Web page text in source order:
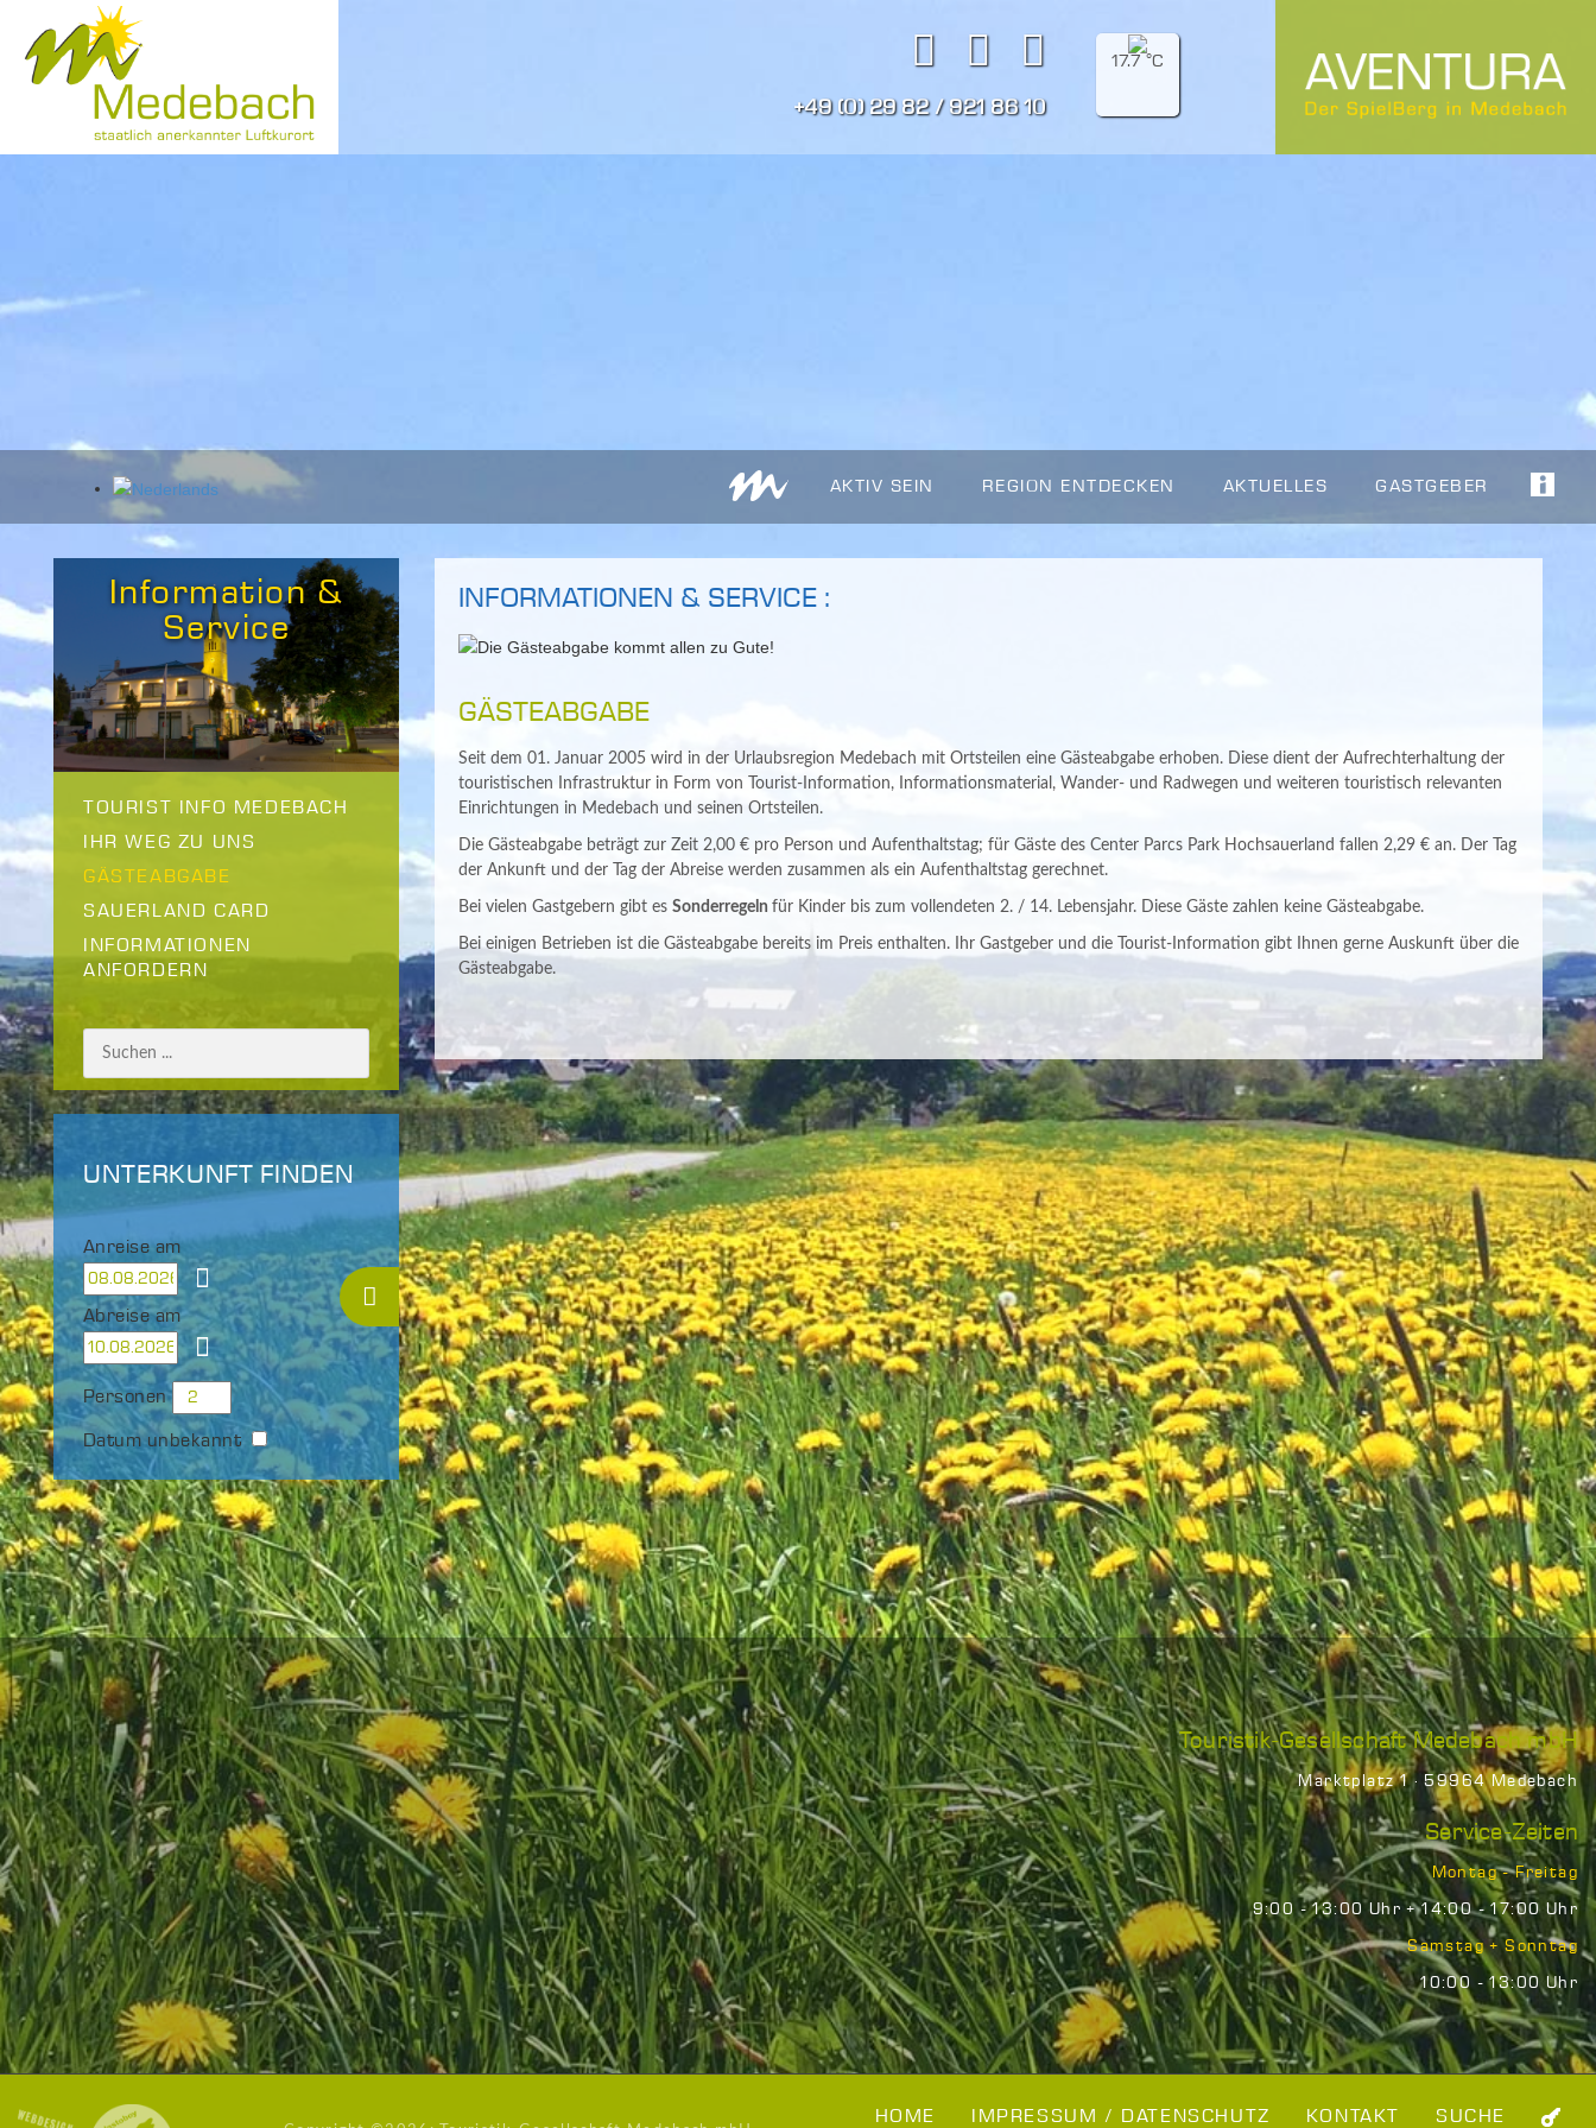
+49 (0) 29 82 / 921 86 10
17.7 °C
AKTIV SEIN REGION ENTDECKEN AKTUELLES GASTGEBER
Information &
Service
TOURIST INFO MEDEBACH
IHR WEG ZU UNS
GÄSTEABGABE
SAUERLAND CARD
INFORMATIONEN
ANFORDERN
UNTERKUNFT FINDEN
Anreise am
Abreise am
Personen
Datum unbekannt
INFORMATIONEN & SERVICE :
GÄSTEABGABE
Seit dem 01. Januar 2005 wird in der Urlaubsregion Medebach mit Ortsteilen eine Gästeabgabe erhoben. Diese dient der Aufrechterhaltung der
touristischen Infrastruktur in Form von Tourist-Information, Informationsmaterial, Wander- und Radwegen und weiteren touristisch relevanten
Einrichtungen in Medebach und seinen Ortsteilen.
Die Gästeabgabe beträgt zur Zeit 2,00 € pro Person und Aufenthaltstag; für Gäste des Center Parcs Park Hochsauerland fallen 2,29 € an. Der Tag
der Ankunft und der Tag der Abreise werden zusammen als ein Aufenthaltstag gerechnet.
Bei vielen Gastgebern gibt es Sonderregeln für Kinder bis zum vollendeten 2. / 14. Lebensjahr. Diese Gäste zahlen keine Gästeabgabe.
Bei einigen Betrieben ist die Gästeabgabe bereits im Preis enthalten. Ihr Gastgeber und die Tourist-Information gibt Ihnen gerne Auskunft über die
Gästeabgabe.
Touristik-Gesellschaft Medebach mbH
Marktplatz 1 · 59964 Medebach
Service-Zeiten
Montag - Freitag
9:00 - 13:00 Uhr + 14:00 - 17:00 Uhr
Samstag + Sonntag
10:00 - 13:00 Uhr
HOME IMPRESSUM / DATENSCHUTZ KONTAKT SUCHE